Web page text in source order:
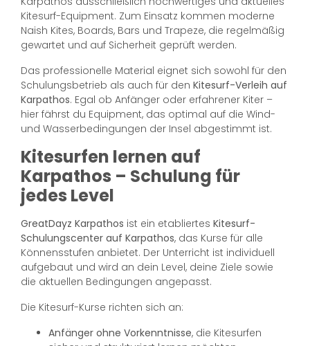
Kitesurf-Equipment. Zum Einsatz kommen moderne
Naish Kites, Boards, Bars und Trapeze, die regelmäßig
gewartet und auf Sicherheit geprüft werden.
Das professionelle Material eignet sich sowohl für den
Schulungsbetrieb als auch für den Kitesurf-Verleih auf
Karpathos. Egal ob Anfänger oder erfahrener Kiter –
hier fährst du Equipment, das optimal auf die Wind-
und Wasserbedingungen der Insel abgestimmt ist.
Kitesurfen lernen auf
Karpathos – Schulung für
jedes Level
GreatDayz Karpathos ist ein etabliertes Kitesurf-
Schulungscenter auf Karpathos, das Kurse für alle
Könnensstufen anbietet. Der Unterricht ist individuell
aufgebaut und wird an dein Level, deine Ziele sowie
die aktuellen Bedingungen angepasst.
Die Kitesurf-Kurse richten sich an:
Anfänger ohne Vorkenntnisse, die Kitesurfen